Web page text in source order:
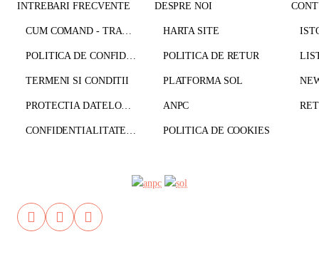
INTREBARI FRECVENTE
CUM COMAND - TRANSPORT - PLATA
POLITICA DE CONFIDENTIALITATE
TERMENI SI CONDITII
PROTECTIA DATELOR CU CARACTER PERSONAL
CONFIDENTIALITATE GDPR
DESPRE NOI
HARTA SITE
POLITICA DE RETUR
PLATFORMA SOL
ANPC
POLITICA DE COOKIES